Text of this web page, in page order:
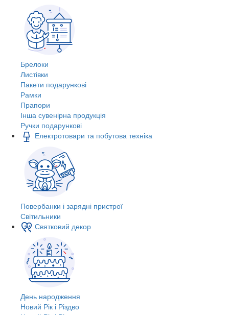
Брелоки
Листівки
Пакети подарункові
Рамки
Прапори
Інша сувенірна продукція
Ручки подарункові
Електротовари та побутова техніка
Повербанки і зарядні пристрої
Світильники
Святковий декор
День народження
Новий Рік і Різдво